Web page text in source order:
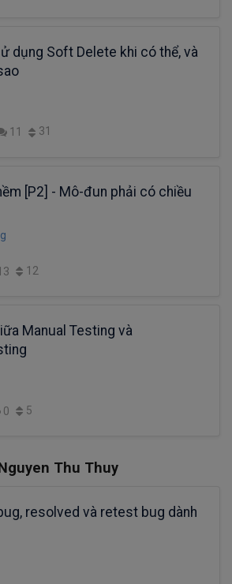
dụng Soft Delete khi có thể, và
11 31
[P2] - Mô-đun phải có chiều
12
Manual Testing và
0 5
Thu Thuy
resolved và retest bug dành